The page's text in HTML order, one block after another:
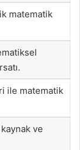
matematik
ile matematik
ve